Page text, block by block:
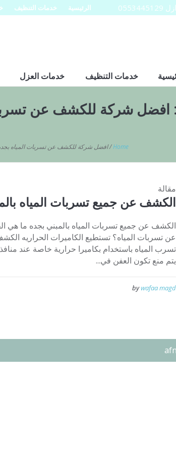
الرئيسية خدمات التنظيف
خدمات التنظيف خدمات العزل
افضل شركة للكشف عن
Home
/افضل شركة للكشف عن تسربات المياه
مقالة
الكشف عن جميع تسربات المياه
الكشف عن جميع تسربات المياه بالمبني بجده ما هي
عن تسربات المياه؟ تستطيع الكاميرات الحراريه
تسرب المياه باستخدام بكاميرا حرارية خاصة عند
يتم منع تكون العفن في...
bywafaa magd